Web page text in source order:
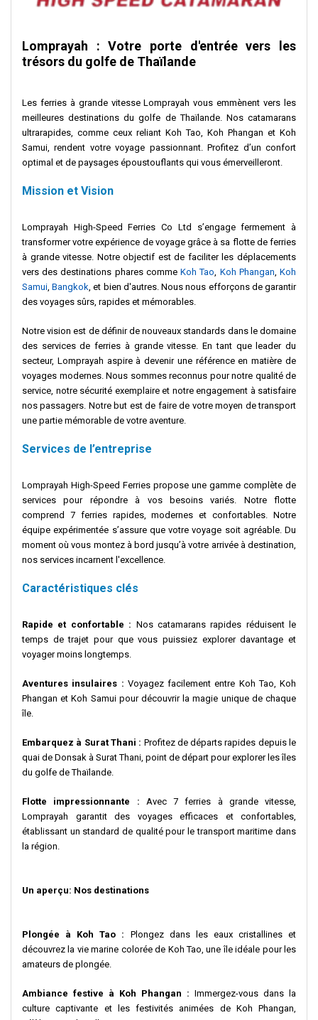
Lomprayah : Votre porte d'entrée vers les
trésors du golfe de Thaïlande
Les ferries à grande vitesse Lomprayah vous emmènent vers les
meilleures destinations du golfe de Thaïlande. Nos catamarans
ultrarapides, comme ceux reliant Koh Tao, Koh Phangan et Koh
Samui, rendent votre voyage passionnant. Profitez d’un confort
optimal et de paysages époustouflants qui vous émerveilleront.
Mission et Vision
Lomprayah High-Speed Ferries Co Ltd s’engage fermement à
transformer votre expérience de voyage grâce à sa flotte de ferries
à grande vitesse. Notre objectif est de faciliter les déplacements
vers des destinations phares commeKoh Tao Koh Phangan ,Koh
Samui ,Bangkok , et bien d'autres. Nous nous efforçons de garantir
des voyages sûrs, rapides et mémorables.
Notre vision est de définir de nouveaux standards dans le domaine
des services de ferries à grande vitesse. En tant que leader du
secteur, Lomprayah aspire à devenir une référence en matière de
voyages modernes. Nous sommes reconnus pour notre qualité de
service, notre sécurité exemplaire et notre engagement à satisfaire
nos passagers. Notre but est de faire de votre moyen de transport
une partie mémorable de votre aventure.
Services de l’entreprise
Lomprayah High-Speed Ferries propose une gamme complète de
services pour répondre à vos besoins variés. Notre flotte
comprend 7 ferries rapides, modernes et confortables. Notre
équipe expérimentée s’assure que votre voyage soit agréable. Du
moment où vous montez à bord jusqu’à votre arrivée à destination,
nos services incarnent l'excellence.
Caractéristiques clés
Rapide et confortable : Nos catamarans rapides réduisent le
temps de trajet pour que vous puissiez explorer davantage et
voyager moins longtemps.
Aventures insulaires : Voyagez facilement entre Koh Tao, Koh
Phangan et Koh Samui pour découvrir la magie unique de chaque
île.
Embarquez à Surat Thani : Profitez de départs rapides depuis le
quai de Donsak à Surat Thani, point de départ pour explorer les îles
du golfe de Thaïlande.
Flotte impressionnante : Avec 7 ferries à grande vitesse,
Lomprayah garantit des voyages efficaces et confortables,
établissant un standard de qualité pour le transport maritime dans
la région.
Un aperçu: Nos destinations
Plongée à Koh Tao : Plongez dans les eaux cristallines et
découvrez la vie marine colorée de Koh Tao, une île idéale pour les
amateurs de plongée.
Ambiance festive à Koh Phangan : Immergez-vous dans la
culture captivante et les festivités animées de Koh Phangan,